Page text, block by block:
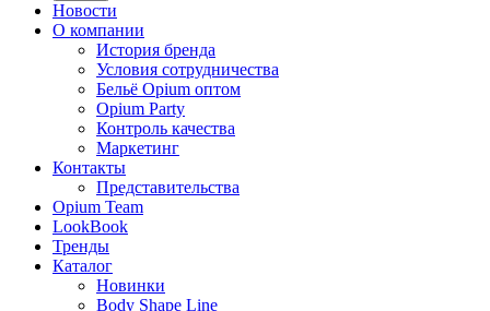
Новости
О компании
История бренда
Условия сотрудничества
Бельё Opium оптом
Opium Party
Контроль качества
Маркетинг
Контакты
Представительства
Opium Team
LookBook
Тренды
Каталог
Новинки
Body Shape Line